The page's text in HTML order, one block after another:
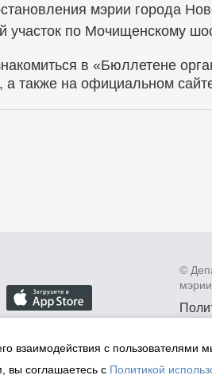
мэрии города
участок по Мочищенскому
в «Бюллетене
также на официальном
©
взаимодействия с пользователями
вы соглашаетесь с Политикой